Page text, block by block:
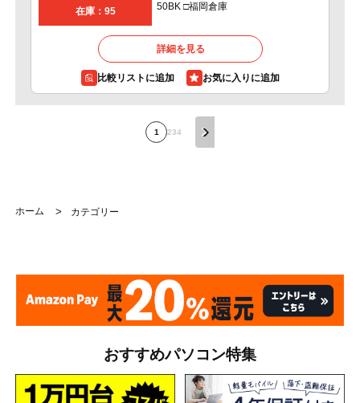
在庫：95
50BK □福岡倉庫
詳細を見る
比較リストに追加
1 234
ホーム > カテゴリー
おすすめパソコン特集